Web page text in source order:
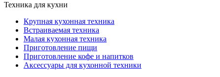
Техника для кухни
Крупная кухонная техника
Встраиваемая техника
Малая кухонная техника
Приготовление пищи
Приготовление кофе и напитков
Аксессуары для кухонной техники